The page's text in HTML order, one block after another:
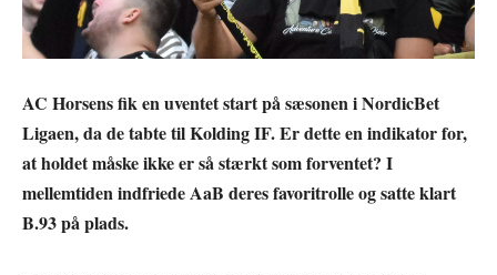
AC Horsens fik en uventet start på sæsonen i NordicBet
Ligaen, da de tabte til Kolding IF. Er dette en indikator for,
at holdet måske ikke er så stærkt som forventet? I
mellemtiden indfriede AaB deres favoritrolle og satte klart
B.93 på plads.